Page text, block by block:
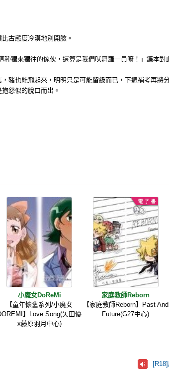
古態度冷漠地別開臉。
種獨來獨往的傢伙，還算是我們吠舞羅一員嘛！」鐮本
，豬也能飛起來，明明只是可能留級而已，下週補考再
怨似的脫口而出。
小魔女DoReMi
【童年懷舊系列/小魔女
】Love Song(矢田優
x藤原羽月中心)
家庭教師Reborn
【家庭教師Reborn】Past And
Future(G27中心)